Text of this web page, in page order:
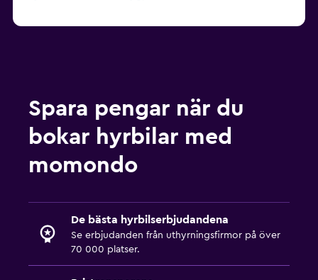
Spara pengar när du
bokar hyrbilar med
momondo
De bästa hyrbilserbjudandena
Se erbjudanden från uthyrningsfirmor på över
70 000 platser.